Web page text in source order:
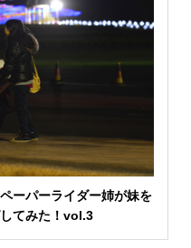
ーパーライダー姉が妹を
てみた！vol.3